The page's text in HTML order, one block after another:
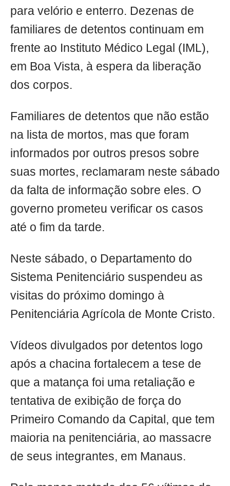
para velório e enterro. Dezenas de
familiares de detentos continuam em
frente ao Instituto Médico Legal (IML),
em Boa Vista, à espera da liberação
dos corpos.
Familiares de detentos que não estão
na lista de mortos, mas que foram
informados por outros presos sobre
suas mortes, reclamaram neste sábado
da falta de informação sobre eles. O
governo prometeu verificar os casos
até o fim da tarde.
Neste sábado, o Departamento do
Sistema Penitenciário suspendeu as
visitas do próximo domingo à
Penitenciária Agrícola de Monte Cristo.
Vídeos divulgados por detentos logo
após a chacina fortalecem a tese de
que a matança foi uma retaliação e
tentativa de exibição de força do
Primeiro Comando da Capital, que tem
maioria na penitenciária, ao massacre
de seus integrantes, em Manaus.